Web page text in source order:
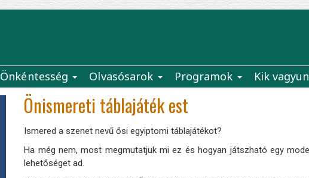
Önkéntesség Olvasósarok Programok Kik
Önismereti táblajáték est
Ismered a szenet nevű ősi egyiptomi táblajátékot?
Ha még nem, most megmutatjuk mi ez és hogyan játszható egy
lehetőséget ad.